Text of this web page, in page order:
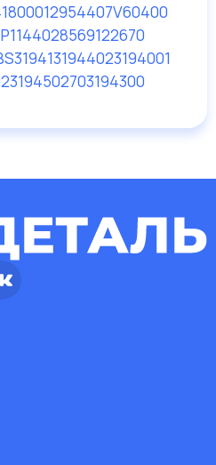
0012954407V60400
4028569122670
131944023194001
703194300